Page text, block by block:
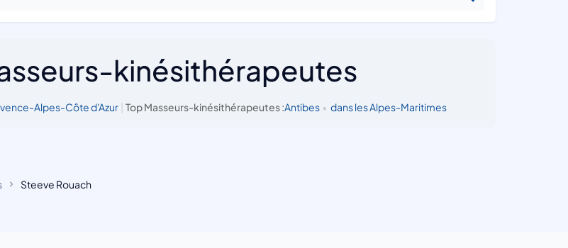
kinésithérapeutes
Alpes-Côte d'Azur | Top Masseurs-kinésithérapeutes :Antibes • dans les Alpes-Maritimes
Steeve Rouach